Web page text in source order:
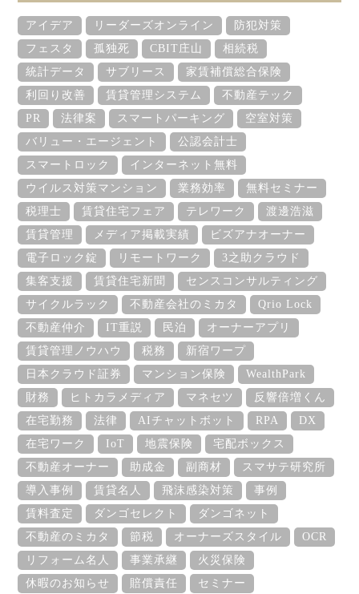
アイデア リーダーズオンライン
防犯対策
フェスタ
孤独死 CBIT庄山
相続税
統計データ
サブリース
家賃補償総合保険
利回り改善
賃貸管理システム
不動産テック
PR
法律案 スマートパーキング
空室対策
バリュー・エージェント
公認会計士
スマートロック
インターネット無料
ウイルス対策マンション
業務効率
無料セミナー
税理士
賃貸住宅フェア テレワーク
渡邊浩滋
賃貸管理
メディア掲載実績
ビズアナオーナー
電子ロック錠
リモートワーク
3之助クラウド
集客支援
賃貸住宅新聞
センスコンサルティング
サイクルラック
不動産会社のミカタ
Qrio Lock
不動産仲介
IT重説 民泊
オーナーアプリ
賃貸管理ノウハウ
税務
新宿ワープ
日本クラウド証券
マンション保険
WealthPark
財務
ヒトカラメディア マネセツ
反響倍増くん
在宅勤務
法律 AIチャットボット RPA
DX
在宅ワーク
IoT 地震保険
宅配ボックス
不動産オーナー
助成金 副商材
スマサテ研究所
導入事例
賃貸名人 飛沫感染対策
事例
賃料査定
ダンゴセレクト
ダンゴネット
不動産のミカタ
節税 オーナーズスタイル
OCR
リフォーム名人
事業承継
火災保険
休暇のお知らせ
賠償責任
セミナー